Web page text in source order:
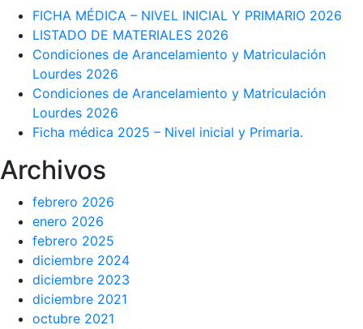
FICHA MÉDICA – NIVEL INICIAL Y PRIMARIO 2026
LISTADO DE MATERIALES 2026
Condiciones de Arancelamiento y Matriculación
Lourdes 2026
Condiciones de Arancelamiento y Matriculación
Lourdes 2026
Ficha médica 2025 – Nivel inicial y Primaria.
Archivos
febrero 2026
enero 2026
febrero 2025
diciembre 2024
diciembre 2023
diciembre 2021
octubre 2021